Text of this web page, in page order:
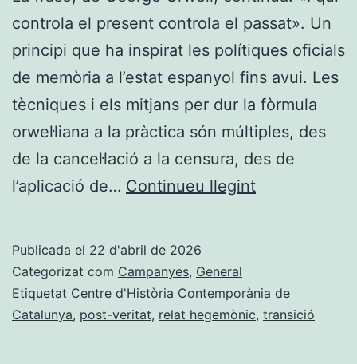
controla el present controla el passat». Un
principi que ha inspirat les polítiques oficials
de memòria a l’estat espanyol fins avui. Les
tècniques i els mitjans per dur la fòrmula
orwel·liana a la pràctica són múltiples, des
de la cancel·lació a la censura, des de
l’aplicació de… Continueu llegintQui
controla
el
Publicada el 22 d'abril de 2026
Categorizat com Campanyes, General
Etiquetat Centre d'Història Contemporània de
Catalunya, post-veritat, relat hegemònic, transició